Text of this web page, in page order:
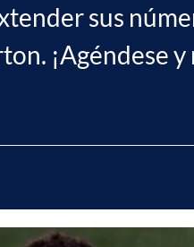
sus
¡Agéndese